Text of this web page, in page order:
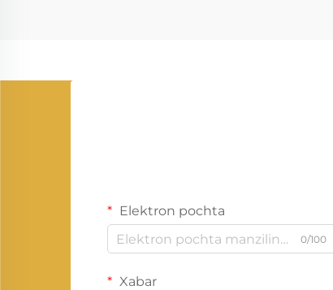
Elektron pochta
0/100
Xabar